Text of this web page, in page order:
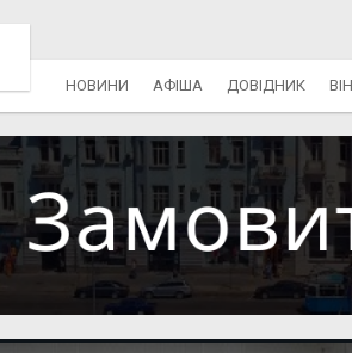
НОВИНИ АФІША ДОВІДНИК